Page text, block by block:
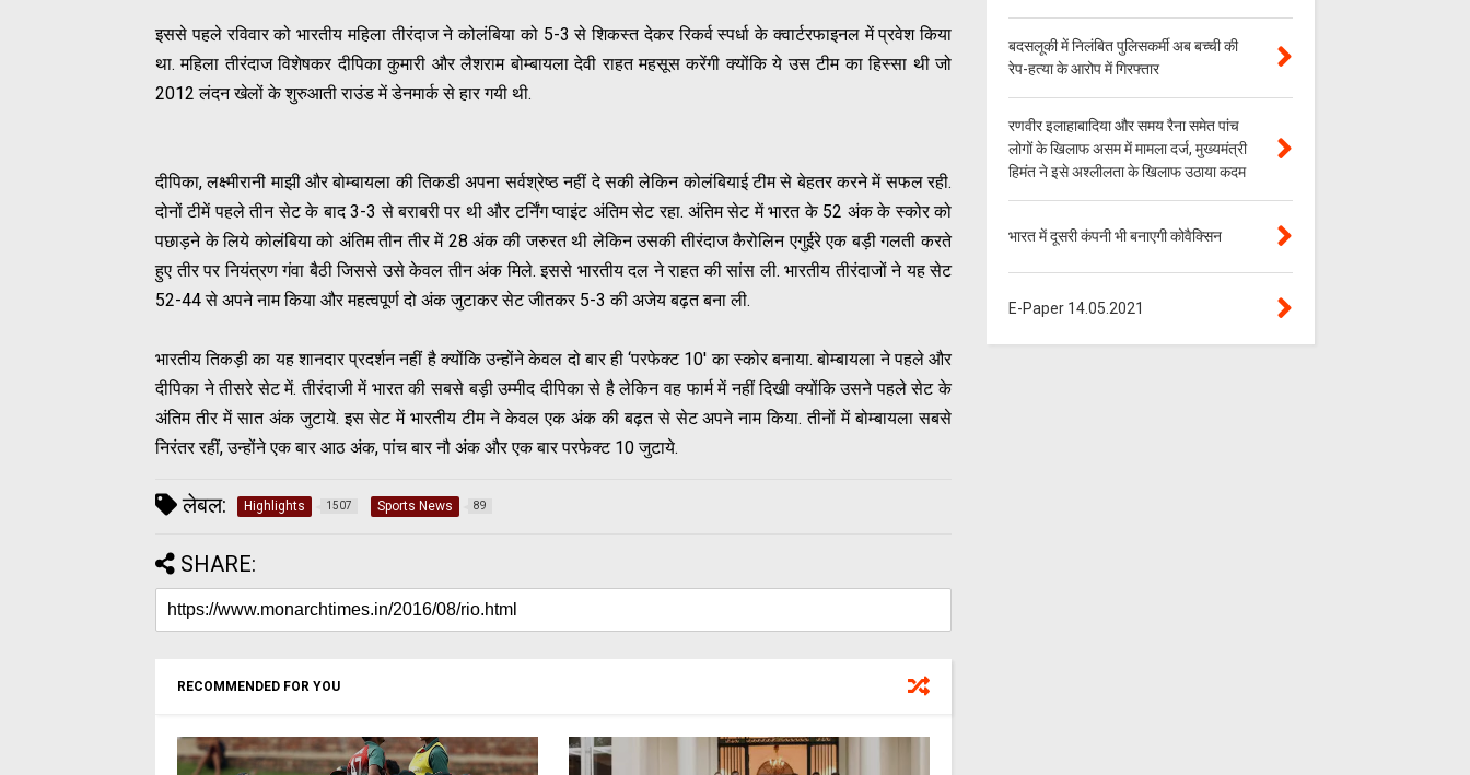
इससे पहले रविवार को भारतीय महिला तीरंदाज ने कोलंबिया को 5-3 से शिकस्त देकर रिकर्व स्पर्धा के क्वार्टरफाइनल में प्रवेश किया
था. महिला तीरंदाज विशेषकर दीपिका कुमारी और लैशराम बोम्बायला देवी राहत महसूस करेंगी क्योंकि ये उस टीम का हिस्सा थी जो
2012 लंदन खेलों के शुरुआती राउंड में डेनमार्क से हार गयी थी.
दीपिका, लक्ष्मीरानी माझी और बोम्बायला की तिकडी अपना सर्वश्रेष्ठ नहीं दे सकी लेकिन कोलंबियाई टीम से बेहतर करने में सफल रही.
दोनों टीमें पहले तीन सेट के बाद 3-3 से बराबरी पर थी और टर्निंग प्वाइंट अंतिम सेट रहा. अंतिम सेट में भारत के 52 अंक के स्कोर को
पछाड़ने के लिये कोलंबिया को अंतिम तीन तीर में 28 अंक की जरुरत थी लेकिन उसकी तीरंदाज कैरोलिन एगुईरे एक बड़ी गलती करते
हुए तीर पर नियंत्रण गंवा बैठी जिससे उसे केवल तीन अंक मिले. इससे भारतीय दल ने राहत की सांस ली. भारतीय तीरंदाजों ने यह सेट
52-44 से अपने नाम किया और महत्वपूर्ण दो अंक जुटाकर सेट जीतकर 5-3 की अजेय बढ़त बना ली.
भारतीय तिकड़ी का यह शानदार प्रदर्शन नहीं है क्योंकि उन्होंने केवल दो बार ही ‘परफेक्ट 10' का स्कोर बनाया. बोम्बायला ने पहले और
दीपिका ने तीसरे सेट में. तीरंदाजी में भारत की सबसे बड़ी उम्मीद दीपिका से है लेकिन वह फार्म में नहीं दिखी क्योंकि उसने पहले सेट के
अंतिम तीर में सात अंक जुटाये. इस सेट में भारतीय टीम ने केवल एक अंक की बढ़त से सेट अपने नाम किया. तीनों में बोम्बायला सबसे
निरंतर रहीं, उन्होंने एक बार आठ अंक, पांच बार नौ अंक और एक बार परफेक्ट 10 जुटाये.
लेबल: Highlights 1507 Sports News 89
SHARE:
RECOMMENDED FOR YOU
बदसलूकी में निलंबित पुलिसकर्मी अब बच्ची की
रेप-हत्या के आरोप में गिरफ्तार
रणवीर इलाहाबादिया और समय रैना समेत पांच
लोगों के खिलाफ असम में मामला दर्ज, मुख्यमंत्री
हिमंत ने इसे अश्लीलता के खिलाफ उठाया कदम
भारत में दूसरी कंपनी भी बनाएगी कोवैक्सिन
E-Paper 14.05.2021